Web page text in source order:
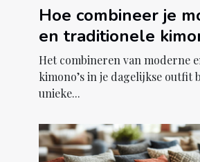
Hoe combineer je
en traditionele
dagelijkse outfit?
Het combineren van moderne
kimono’s in je dagelijkse outfit
unieke...